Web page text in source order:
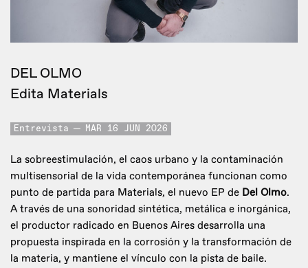
DEL OLMO
Edita Materials
Entrevista MAR 16 JUN 2026
La sobreestimulación, el caos urbano y la contaminación
multisensorial de la vida contemporánea funcionan como
punto de partida para Materials, el nuevo EP de Del Olmo.
A través de una sonoridad sintética, metálica e inorgánica,
el productor radicado en Buenos Aires desarrolla una
propuesta inspirada en la corrosión y la transformación de
la materia, y mantiene el vínculo con la pista de baile.